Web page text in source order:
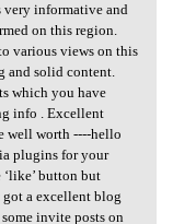
very informative and
on this region.
various views on this
and solid content.
which you have
info . Excellent
well worth ----hello
plugins for your
button but
a excellent blog
invite posts on